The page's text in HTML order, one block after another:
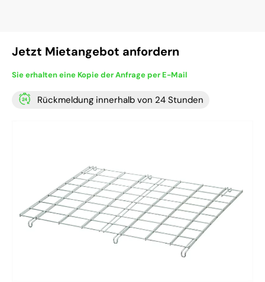
Jetzt Mietangebot anfordern
Sie erhalten eine Kopie der Anfrage per E-Mail
Rückmeldung innerhalb von 24 Stunden